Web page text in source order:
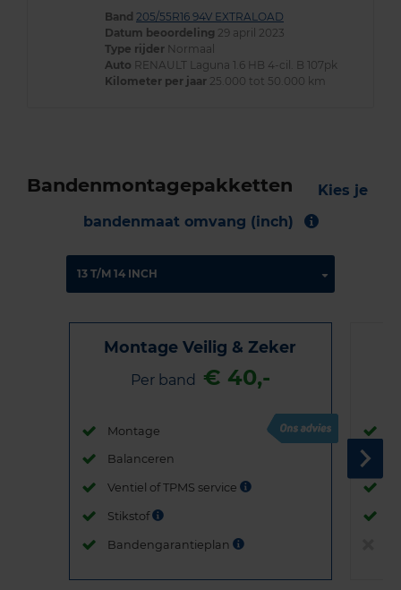
Band 205/55R16 94V EXTRALOAD
Datum beoordeling 29 april 2023
Type rijder Normaal
Auto RENAULT Laguna 1.6 HB 4-cil. B 107pk
Kilometer per jaar 25.000 tot 50.000 km
Bandenmontagepakketten
Kies je
bandenmaat omvang (inch)
Montage Veilig & Zeker
Per band € 40,-
Montage
Balanceren
Ventiel of TPMS service
Stikstof
Bandengarantieplan